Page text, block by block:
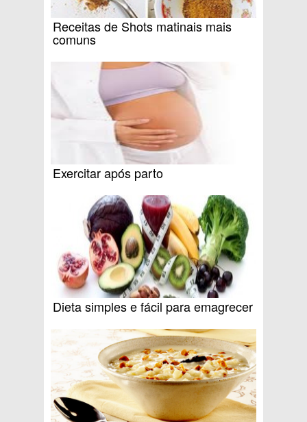
Receitas de Shots matinais mais
comuns
Exercitar após parto
Dieta simples e fácil para emagrecer